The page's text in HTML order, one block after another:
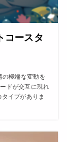
コースタ
の極端な変動を
ドが交互に現れ
イプがありま